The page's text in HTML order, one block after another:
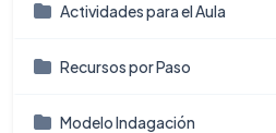
Actividades para el Aula
Recursos por Paso
Modelo Indagación